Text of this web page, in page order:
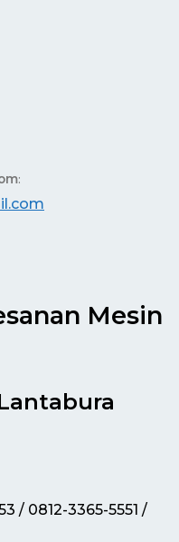
:
Mesin
/ 0812-3365-5551 /